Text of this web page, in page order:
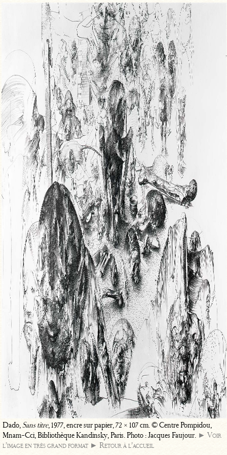
Dado,Sans titre, 1977, encre sur papier, 72 × 107 cm. © Centre Pompidou,
Mnam-Cci, Bibliothèque Kandinsky, Paris. Photo : Jacques Faujour. ► Voir
l’image en très grand format ► Retour à l’accueil